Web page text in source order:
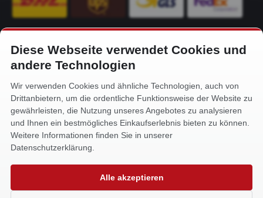
KONTAKT
Alfa-Service Hurtienne GmbH
Siemensstr. 32
59199 Bönen
+49 (0) 2383 93640
info@alfa-service.com
Whatsapp (no voice calls):
Diese Webseite verwendet Cookies und
andere Technologien
Wir verwenden Cookies und ähnliche Technologien, auch von
Drittanbietern, um die ordentliche Funktionsweise der Website zu
gewährleisten, die Nutzung unseres Angebotes zu analysieren
und Ihnen ein bestmögliches Einkaufserlebnis bieten zu können.
Weitere Informationen finden Sie in unserer
Datenschutzerklärung.
Alle akzeptieren